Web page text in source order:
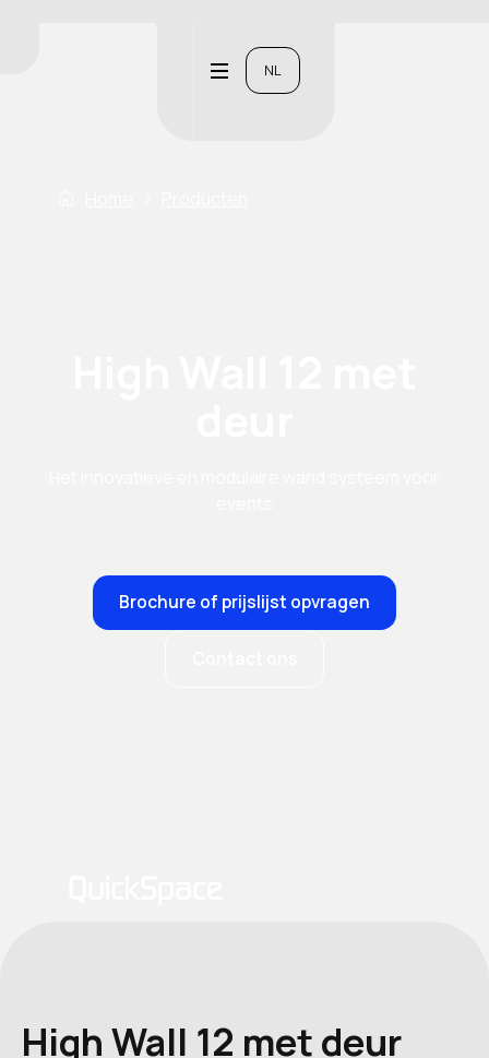
NL
Brochure of prijslijst opvragen
High Wall 12 met deur